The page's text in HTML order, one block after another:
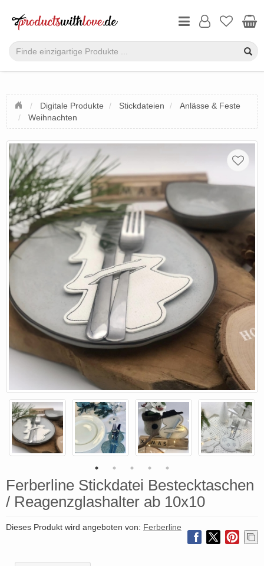
Digitale Produkte Stickdateien
Anlässe & Feste
Weihnachten
Ferberline Stickdatei Bestecktaschen
/ Reagenzglashalter ab 10x10
Dieses Produkt wird angeboten von: Ferberline